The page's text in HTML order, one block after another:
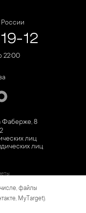
России
12
22:00
Фаберже, 8
лиц
лиц
на сайте и в розничной сети
рекламный характер и
на основании п.1 ст. 437
файлы
MyTarget).